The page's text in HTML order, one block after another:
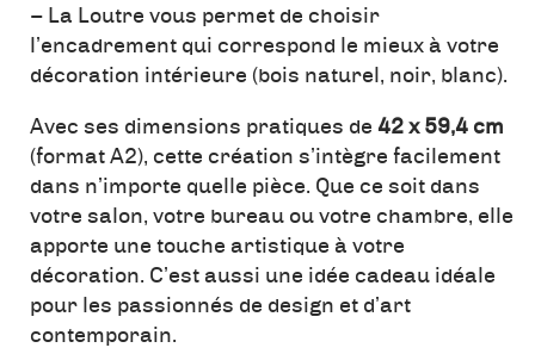
– La Loutre vous permet de choisir
l’encadrement qui correspond le mieux à votre
décoration intérieure (bois naturel, noir, blanc).
Avec ses dimensions pratiques de 42 x 59,4 cm
(format A2), cette création s’intègre facilement
dans n’importe quelle pièce. Que ce soit dans
votre salon, votre bureau ou votre chambre, elle
apporte une touche artistique à votre
décoration. C’est aussi une idée cadeau idéale
pour les passionnés de design et d’art
contemporain.